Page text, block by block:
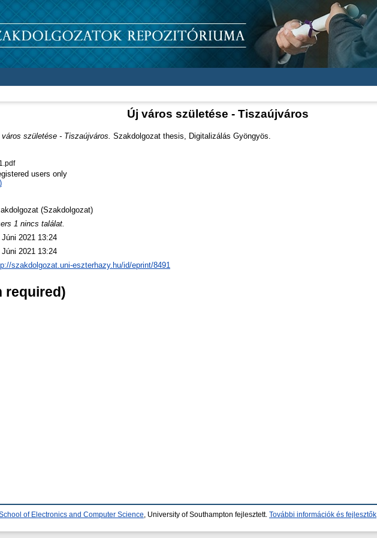
Új város születése - Tiszaújváros
város születése - Tiszaújváros.
Szakdolgozat thesis, Digitalizálás Gyöngyös.
users only
(Szakdolgozat)
1 nincs találat.
Júni 2021 13:24
Júni 2021 13:24
szakdolgozat.uni-eszterhazy.hu/id/eprint/8491
required)
of Electronics and Computer Science , University of Southampton fejlesztett. További információk és fejlesztők